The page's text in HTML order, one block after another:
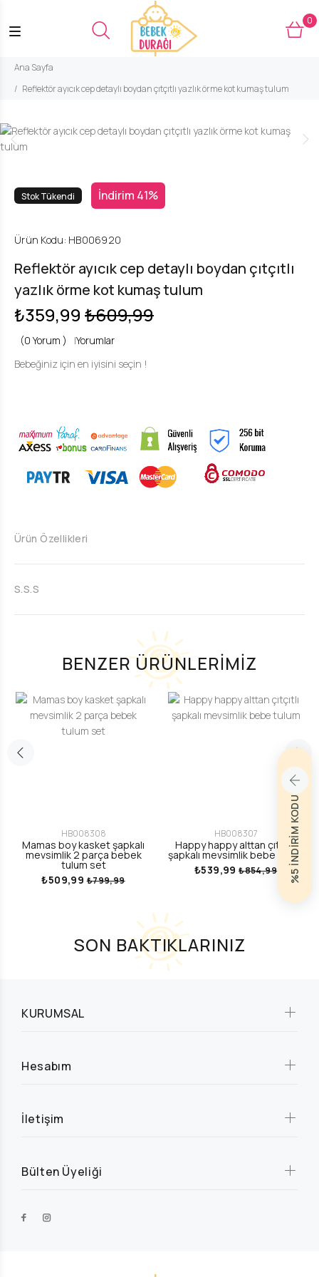
0
Ana Sayfa
Reflektör ayıcık cep detaylı boydan çıtçıtlı yazlık örme kot kumaş tulum
Stok Tükendi İndirim 41%
Ürün Kodu: HB006920
Reflektör ayıcık cep detaylı boydan çıtçıtlı
yazlık örme kot kumaş tulum
₺359,99 ₺609,99
(0 Yorum ) |Yorumlar
Bebeğiniz için en iyisini seçin !
Ürün Özellikleri
S.S.S
BENZER ÜRÜNLERİMİZ
HB008308
Mamas boy kasket şapkalı
mevsimlik 2 parça bebek
tulum set
₺509,99₺799,99
HB008307
Happy happy alttan çıtçıtlı
şapkalı mevsimlik bebe tulum
₺539,99₺854,99
SON BAKTIKLARINIZ
KURUMSAL
Hesabım
İletişim
Bülten Üyeliği
%5 İNDİRİM KODU